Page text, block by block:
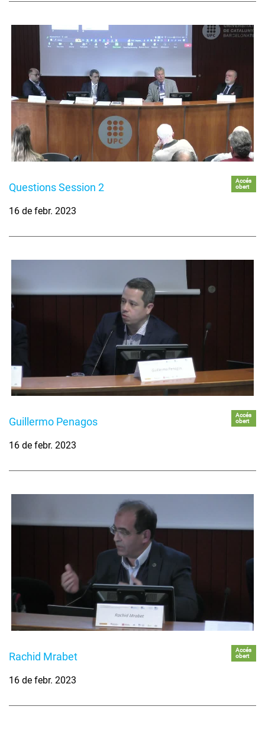
Questions Session 2
Accés
obert
16 de febr. 2023
Guillermo Penagos
Accés
obert
16 de febr. 2023
Rachid Mrabet
Accés
obert
16 de febr. 2023